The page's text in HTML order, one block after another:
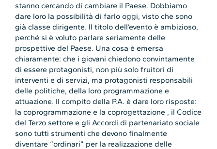
stanno cercando di cambiare il Paese. Dobbiamo
dare loro la possibilità di farlo oggi, visto che sono
già classe dirigente. Il titolo dell’evento è ambizioso,
perché si è voluto parlare seriamente delle
prospettive del Paese. Una cosa è emersa
chiaramente: che i giovani chiedono convintamente
di essere protagonisti, non più solo fruitori di
interventi e di servizi, ma protagonisti responsabili
delle politiche, della loro programmazione e
attuazione. Il compito della P.A. è dare loro risposte:
la coprogrammazione e la coprogettazione , il Codice
del Terzo settore e gli Accordi di partenariato sociale
sono tutti strumenti che devono finalmente
diventare “ordinari” per la realizzazione delle